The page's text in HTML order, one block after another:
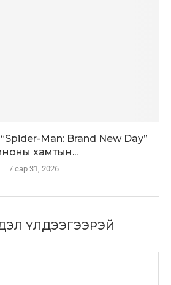
Man: Brand New Day”
хамтын...
7 сар 31, 2026
ҮЛДЭЭГЭЭРЭЙ